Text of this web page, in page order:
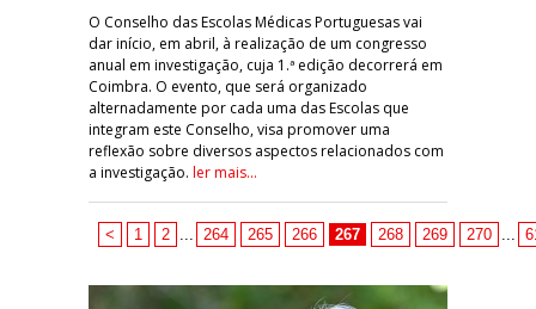
O Conselho das Escolas Médicas Portuguesas vai
dar início, em abril, à realização de um congresso
anual em investigação, cuja 1.ª edição decorrerá em
Coimbra. O evento, que será organizado
alternadamente por cada uma das Escolas que
integram este Conselho, visa promover uma
reflexão sobre diversos aspectos relacionados com
a investigação. ler mais...
< 1 2 264 265 266 267 268 269 270